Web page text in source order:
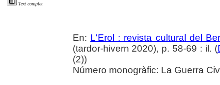
Text complet
En: L'Erol : revista cultural del
(tardor-hivern 2020), p. 58-69 : il. (
(2))
Número monogràfic: La Guerra